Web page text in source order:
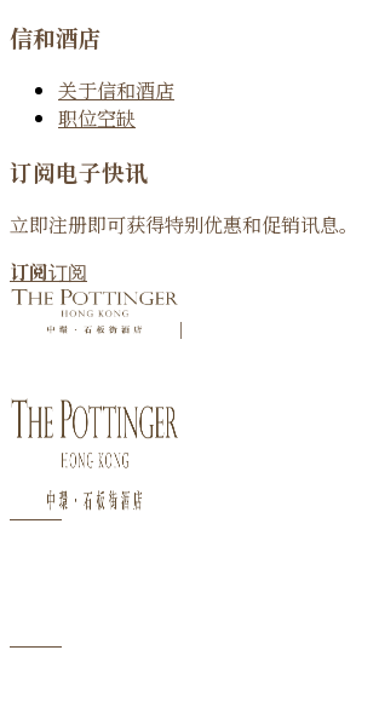
信和酒店
关于信和酒店
职位空缺
订阅电子快讯
立即注册即可获得特别优惠和促销讯息。
订阅订阅
|